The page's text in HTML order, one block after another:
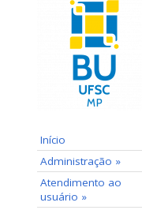
Início
Administração »
Atendimento ao
usuário »